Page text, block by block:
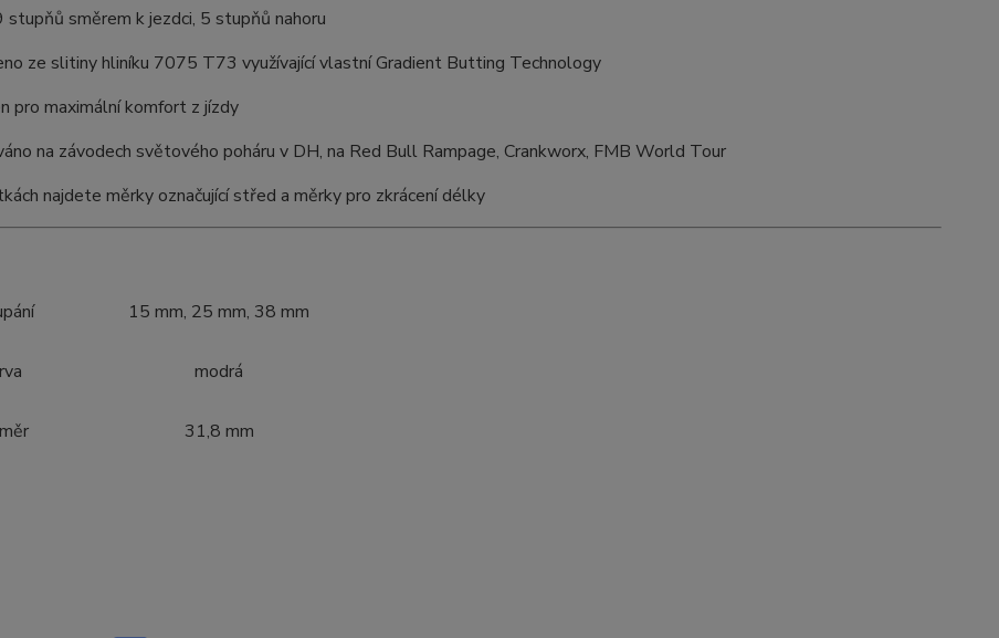
stupňů směrem k jezdci, 5 stupňů nahoru
ze slitiny hliníku 7075 T73 využívající vlastní Gradient Butting Technology
pro maximální komfort z jízdy
na závodech světového poháru v DH, na Red Bull Rampage, Crankworx, FMB World Tour
najdete měrky označující střed a měrky pro zkrácení délky
15 mm, 25 mm, 38 mm
modrá
31,8 mm